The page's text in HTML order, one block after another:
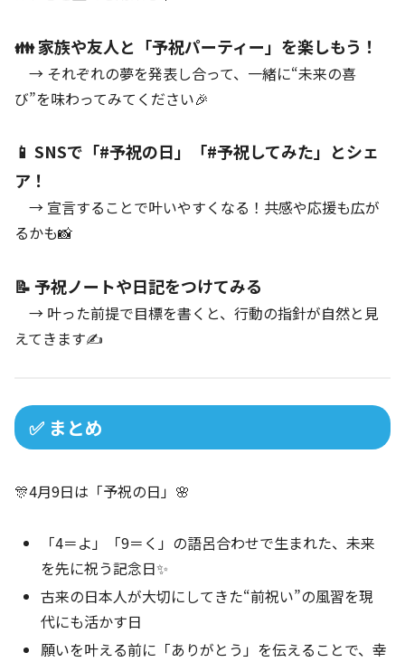
👪 家族や友人と「予祝パーティー」を楽しもう！
→ それぞれの夢を発表し合って、一緒に“未来の喜
び”を味わってみてください🎉
📱 SNSで「#予祝の日」「#予祝してみた」とシェ
ア！
→ 宣言することで叶いやすくなる！共感や応援も広が
るかも📸
📝 予祝ノートや日記をつけてみる
→ 叶った前提で目標を書くと、行動の指針が自然と見
えてきます✍️
✅ まとめ
🎊4月9日は「予祝の日」🌸
「4＝よ」「9＝く」の語呂合わせで生まれた、未来
を先に祝う記念日✨
古来の日本人が大切にしてきた“前祝い”の風習を現
代にも活かす日
願いを叶える前に「ありがとう」を伝えることで、幸